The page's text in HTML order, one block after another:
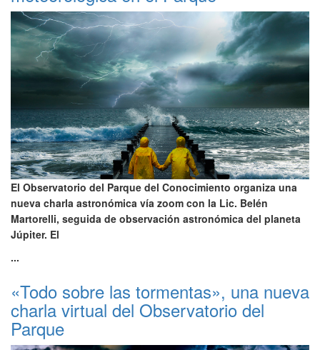
El Observatorio del Parque del Conocimiento organiza una
nueva charla astronómica vía zoom con la Lic. Belén
Martorelli, seguida de observación astronómica del planeta
Júpiter. El
...
«Todo sobre las tormentas», una nueva
charla virtual del Observatorio del
Parque